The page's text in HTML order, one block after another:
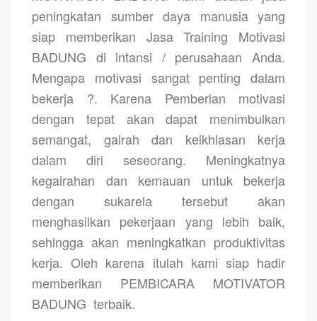
peningkatan sumber daya manusia yang
siap memberikan Jasa Training Motivasi
BADUNG di intansi / perusahaan Anda.
Mengapa motivasi sangat penting dalam
bekerja ?. Karena Pemberian motivasi
dengan tepat akan dapat menimbulkan
semangat, gairah dan keikhlasan kerja
dalam diri seseorang. Meningkatnya
kegairahan dan kemauan untuk bekerja
dengan sukarela tersebut akan
menghasilkan pekerjaan yang lebih baik,
sehingga akan meningkatkan produktivitas
kerja. Oleh karena itulah kami siap hadir
memberikan PEMBICARA MOTIVATOR
BADUNG terbaik.